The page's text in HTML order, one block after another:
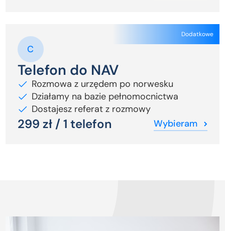
Dodatkowe
Telefon do NAV
Rozmowa z urzędem po norwesku
Działamy na bazie pełnomocnictwa
Dostajesz referat z rozmowy
299 zł / 1 telefon Wybieram